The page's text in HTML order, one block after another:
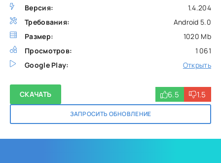
Версия:
1.4.204
Требования:
Android 5.0
Размер:
1020 Mb
Просмотров:
1 061
Google Play:
Открыть
СКАЧАТЬ
ЗАПРОСИТЬ ОБНОВЛЕНИЕ
6.5 1.5